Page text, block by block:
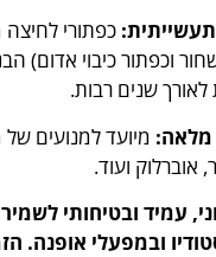
כפתורי לחיצה
וכפתור כיבוי אדום)
שנים רבות.
מלאה: מיועד למנועים
אוברלוק ועוד.
עמיד ובטיחותי
ובמפעלי אופנה.